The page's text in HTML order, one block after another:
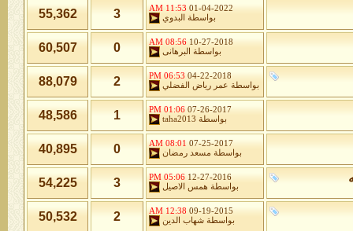
01-04-2022
11:53 AM
بواسطة
البدوي 3
55,362
10-27-2018
08:56 AM
بواسطة
البرهانى 0
60,507
04-22-2018
06:53 PM
بواسطة عمر رياض الفضلي 2
88,079
07-26-2017
01:06 PM
بواسطة taha2013
1
48,586
07-25-2017
08:01 AM
بواسطة مسعد رمضان 0
40,895
12-27-2016
05:06 PM
بواسطة همس الاصيل 3
54,225
09-19-2015
12:38 AM
بواسطة شهاب الدين 2
50,532